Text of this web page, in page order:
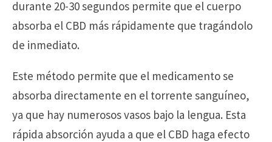
durante 20-30 segundos permite que el cuerpo
absorba el CBD más rápidamente que tragándolo
de inmediato.
Este método permite que el medicamento se
absorba directamente en el torrente sanguíneo,
ya que hay numerosos vasos bajo la lengua. Esta
rápida absorción ayuda a que el CBD haga efecto